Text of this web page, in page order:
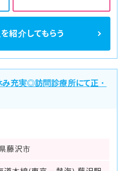
紹介してもらう
み充実◎訪問診療所にて正・
藤沢市